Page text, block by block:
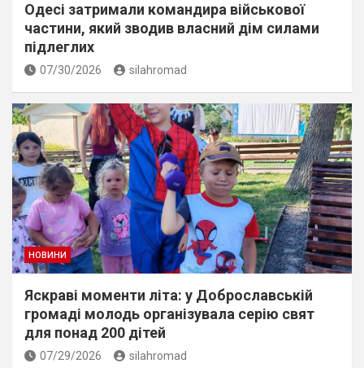
Одесі затримали командира військової
частини, який зводив власний дім силами
підлеглих
07/30/2026 silahromad
НОВИНИ
Яскраві моменти літа: у Доброславській
громаді молодь організувала серію свят
для понад 200 дітей
07/29/2026 silahromad